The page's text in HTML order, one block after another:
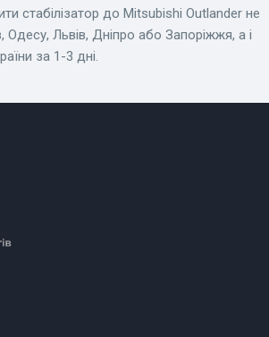
стабілізатор до Mitsubishi Outlander не
Одесу, Львів, Дніпро або Запоріжжя, а і
за 1-3 дні.